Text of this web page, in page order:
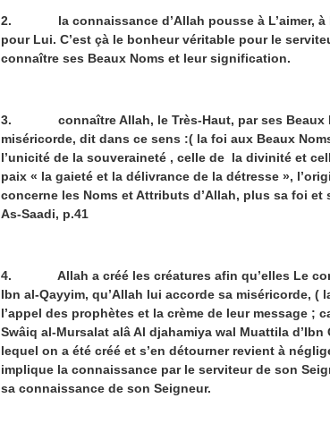
2. la connaissance d’Allah pousse à L’aimer, à
pour Lui. C’est çà le bonheur véritable pour le
connaître ses Beaux Noms et leur signification.
3. connaître Allah, le Très-Haut, par ses Beaux
miséricorde, dit dans ce sens :( la foi aux Beaux
l’unicité de la souveraineté , celle de la divinité et
paix « la gaieté et la délivrance de la détresse »,
concerne les Noms et Attributs d’Allah, plus sa foi
As-Saadi, p.41
4. Allah a créé les créatures afin qu’elles Le
Ibn al-Qayyim, qu’Allah lui accorde sa miséricorde,
l’appel des prophètes et la crème de leur message ;
Swâiq al-Mursalat alâ Al djahamiya wal Muattila
lequel on a été créé et s’en détourner revient à
implique la connaissance par le serviteur de son
sa connaissance de son Seigneur.